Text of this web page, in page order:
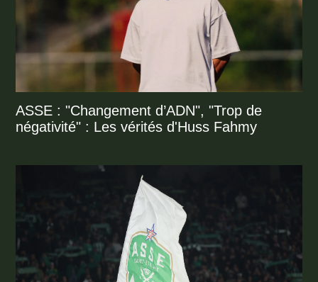
ASSE : "Changement d’ADN", "Trop de
négativité" : Les vérités d'Huss Fahmy